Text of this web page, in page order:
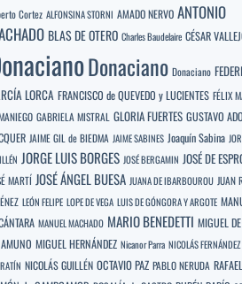
Cortez ALFONSINA STORNI AMADO NERVO ANTONIO
BLAS DE OTERO Charles Baudelaire CÉSAR
Donaciano Donaciano
LORCA FRANCISCO de QUEVEDO y LUCIENTES FÉLIX
GABRIELA MISTRAL GLORIA FUERTES GUSTAVO
JAIME GIL de BIEDMA JAIME SABINES Joaquín Sabina
JORGE LUIS BORGES JOSÉ BERGAMIN JOSÉ DE
MARTÍ JOSÉ ÁNGEL BUESA JUANA DE IBARBOUROU JUAN
LEÓN FELIPE LOPE DE VEGA LUIS DE GÓNGORA Y ARGOTE
MANUEL MACHADO MARIO BENEDETTI MIGUEL DE
MIGUEL HERNÁNDEZ Nicanor Parra NICOLÁS
NICOLÁS GUILLÉN OCTAVIO PAZ PABLO NERUDA